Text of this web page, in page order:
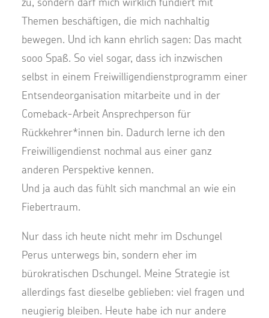
Themen beschäftigen, die mich nachhaltig
bewegen. Und ich kann ehrlich sagen: Das macht
sooo Spaß. So viel sogar, dass ich inzwischen
selbst in einem Freiwilligendienstprogramm einer
Entsendeorganisation mitarbeite und in der
Comeback-Arbeit Ansprechperson für
Rückkehrer*innen bin. Dadurch lerne ich den
Freiwilligendienst nochmal aus einer ganz
anderen Perspektive kennen.
Und ja auch das fühlt sich manchmal an wie ein
Fiebertraum.
Nur dass ich heute nicht mehr im Dschungel
Perus unterwegs bin, sondern eher im
bürokratischen Dschungel. Meine Strategie ist
allerdings fast dieselbe geblieben: viel fragen und
neugierig bleiben. Heute habe ich nur andere